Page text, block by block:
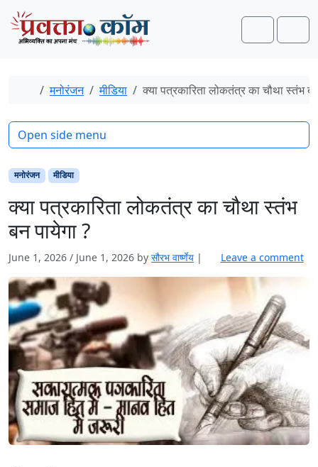
Skip to content
Skip to footer
Search
Home
मनोरंजन मीडिया क्या पत्रकारिता लोकतंत्र का चौथा स्तंभ
मनोरंजन मीडिया
क्या पत्रकारिता लोकतंत्र का चौथा स्तंभ
बन पायेगा ?
June 1, 2026 / June 1, 2026 by सौरभ वार्ष्णेय | Leave a comment
Open side menu